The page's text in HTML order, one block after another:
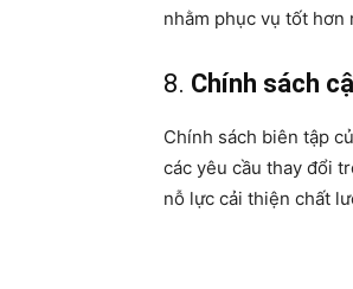
nhằm phục vụ tốt hơn
8. Chính sách
Chính sách biên tập
các yêu cầu thay đổi
nỗ lực cải thiện chất